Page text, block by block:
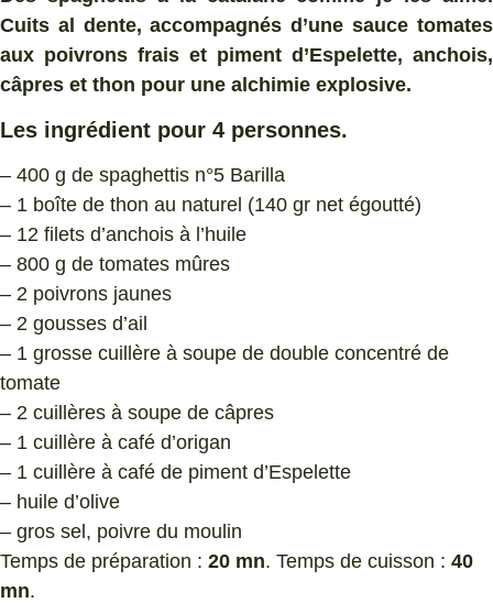
Cuits al dente, accompagnés d’une sauce tomates
aux poivrons frais et piment d’Espelette, anchois,
câpres et thon pour une alchimie explosive.
Les ingrédient pour 4 personnes.
– 400 g de spaghettis n°5 Barilla
– 1 boîte de thon au naturel (140 gr net égoutté)
– 12 filets d’anchois à l’huile
– 800 g de tomates mûres
– 2 poivrons jaunes
– 2 gousses d’ail
– 1 grosse cuillère à soupe de double concentré de
tomate
– 2 cuillères à soupe de câpres
– 1 cuillère à café d’origan
– 1 cuillère à café de piment d’Espelette
– huile d’olive
– gros sel, poivre du moulin
Temps de préparation : 20 mn. Temps de cuisson : 40
mn.